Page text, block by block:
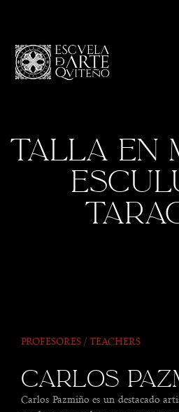
TALLA EN
PROFESORES / TEACHERS
CARLOS
Carlos Pazmiño es un destacado